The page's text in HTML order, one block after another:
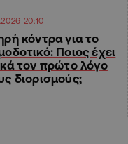
20:10
κόντρα για το
Ποιος έχει
τον πρώτο λόγο
διορισμούς;